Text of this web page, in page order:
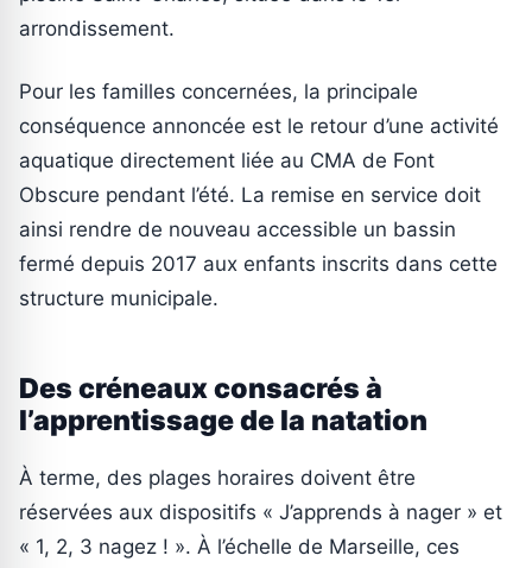
arrondissement.
Pour les familles concernées, la principale
conséquence annoncée est le retour d’une activité
aquatique directement liée au CMA de Font
Obscure pendant l’été. La remise en service doit
ainsi rendre de nouveau accessible un bassin
fermé depuis 2017 aux enfants inscrits dans cette
structure municipale.
Des créneaux consacrés à
l’apprentissage de la natation
À terme, des plages horaires doivent être
réservées aux dispositifs « J’apprends à nager » et
« 1, 2, 3 nagez ! ». À l’échelle de Marseille, ces